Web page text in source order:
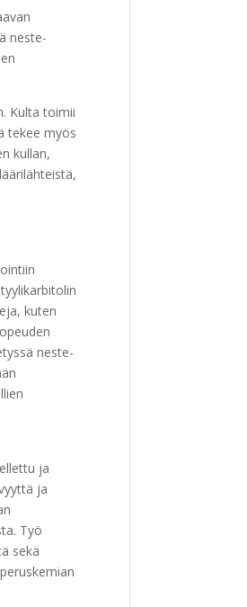
neste-
Kulta toimii
tekee myös
kullan,
kuten
neste-
ja
ja
Työ
sekä